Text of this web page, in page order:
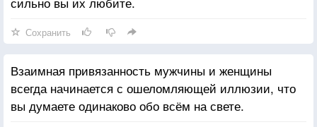
Сохранить
Взаимная привязанность мужчины и женщины
всегда начинается с ошеломляющей иллюзии, что
вы думаете одинаково обо всём на свете.